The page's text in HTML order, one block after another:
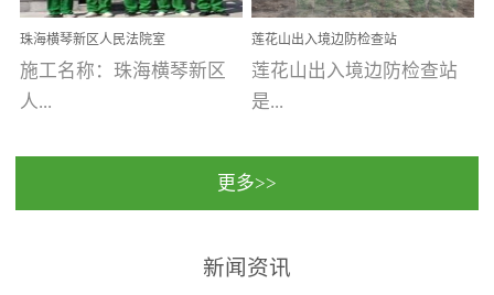
她将越来越枝繁叶茂，终
将会成为一棵参天大树！
优吸环保截止2020年拥有
全国600家网点分支机构。
致酒店是为中高端人士...
州)校区 工程案...
珠海横琴新区人民法院室
内除甲醛空气治理项目
施工名称：珠海横琴新区
人...
民法院室内除甲醛空气治
保施工日期：2020年1月珠
莲花山出入境边防检查站
室内除甲醛空气治理项目
莲花山出入境边防检查站
是...
国家通过设在对外开放口
（及各出入境边防检查
更多>>
新闻资讯